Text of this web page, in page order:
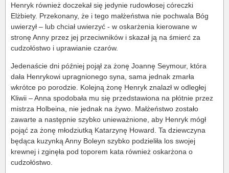
Henryk również doczekał się jedynie rudowłosej córeczki
Elżbiety. Przekonany, że i tego małżeństwa nie pochwala Bóg
uwierzył – lub chciał uwierzyć - w oskarżenia kierowane w
stronę Anny przez jej przeciwników i skazał ją na śmierć za
cudzołóstwo i uprawianie czarów.
Jedenaście dni później pojął za żonę Joannę Seymour, która
dała Henrykowi upragnionego syna, sama jednak zmarła
wkrótce po porodzie. Kolejną żonę Henryk znalazł w odległej
Kliwii – Anna spodobała mu się przedstawiona na płótnie przez
mistrza Holbeina, nie jednak na żywo. Małżeństwo zostało
zawarte a następnie szybko unieważnione, aby Henryk mógł
pojąć za żonę młodziutką Katarzynę Howard. Ta dziewczyna
będąca kuzynką Anny Boleyn szybko podzieliła los swojej
krewnej i zginęła pod toporem kata również oskarżona o
cudzołóstwo.